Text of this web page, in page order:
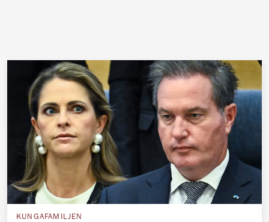
KUNGAFAMILJEN